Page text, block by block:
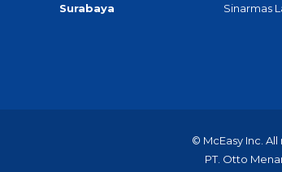
Surabaya Sinarmas
© McEasy Inc.
PT. Otto